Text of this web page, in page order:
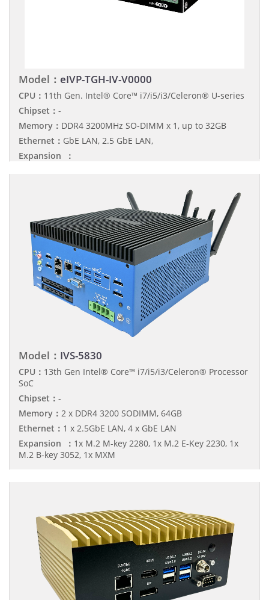
Model： eIVP-TGH-IV-V0000
CPU： 11th Gen. Intel® Core™ i7/i5/i3/Celeron® U-series
Chipset： -
Memory： DDR4 3200MHz SO-DIMM x 1, up to 32GB
Ethernet： GbE LAN, 2.5 GbE LAN,
Expansion ：
Model： IVS-5830
CPU： 13th Gen Intel® Core™ i7/i5/i3/Celeron® Processor
SoC
Chipset： -
Memory： 2 x DDR4 3200 SODIMM, 64GB
Ethernet： 1 x 2.5GbE LAN, 4 x GbE LAN
Expansion ： 1x M.2 M-key 2280, 1x M.2 E-Key 2230, 1x
M.2 B-key 3052, 1x MXM